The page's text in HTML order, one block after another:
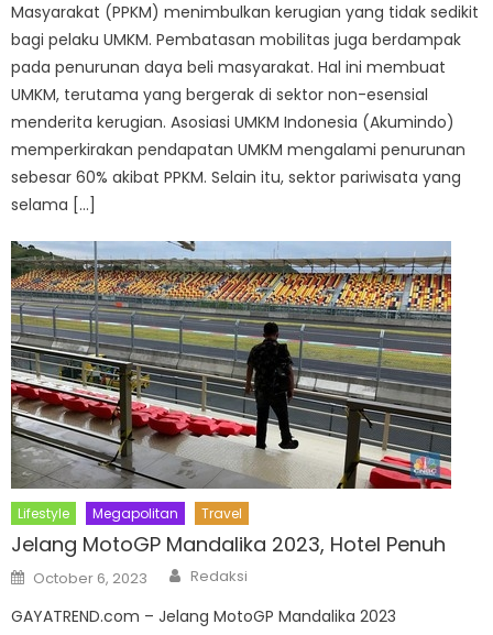
Masyarakat (PPKM) menimbulkan kerugian yang tidak sedikit
bagi pelaku UMKM. Pembatasan mobilitas juga berdampak
pada penurunan daya beli masyarakat. Hal ini membuat
UMKM, terutama yang bergerak di sektor non-esensial
menderita kerugian. Asosiasi UMKM Indonesia (Akumindo)
memperkirakan pendapatan UMKM mengalami penurunan
sebesar 60% akibat PPKM. Selain itu, sektor pariwisata yang
selama […]
Lifestyle Megapolitan Travel
Jelang MotoGP Mandalika 2023, Hotel Penuh
Posted
on
October 6, 2023 Author
Redaksi
GAYATREND.com – Jelang MotoGP Mandalika 2023